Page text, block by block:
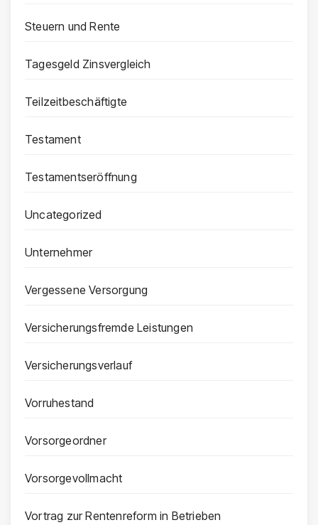
Steuern und Rente
Tagesgeld Zinsvergleich
Teilzeitbeschäftigte
Testament
Testamentseröffnung
Uncategorized
Unternehmer
Vergessene Versorgung
Versicherungsfremde Leistungen
Versicherungsverlauf
Vorruhestand
Vorsorgeordner
Vorsorgevollmacht
Vortrag zur Rentenreform in Betrieben